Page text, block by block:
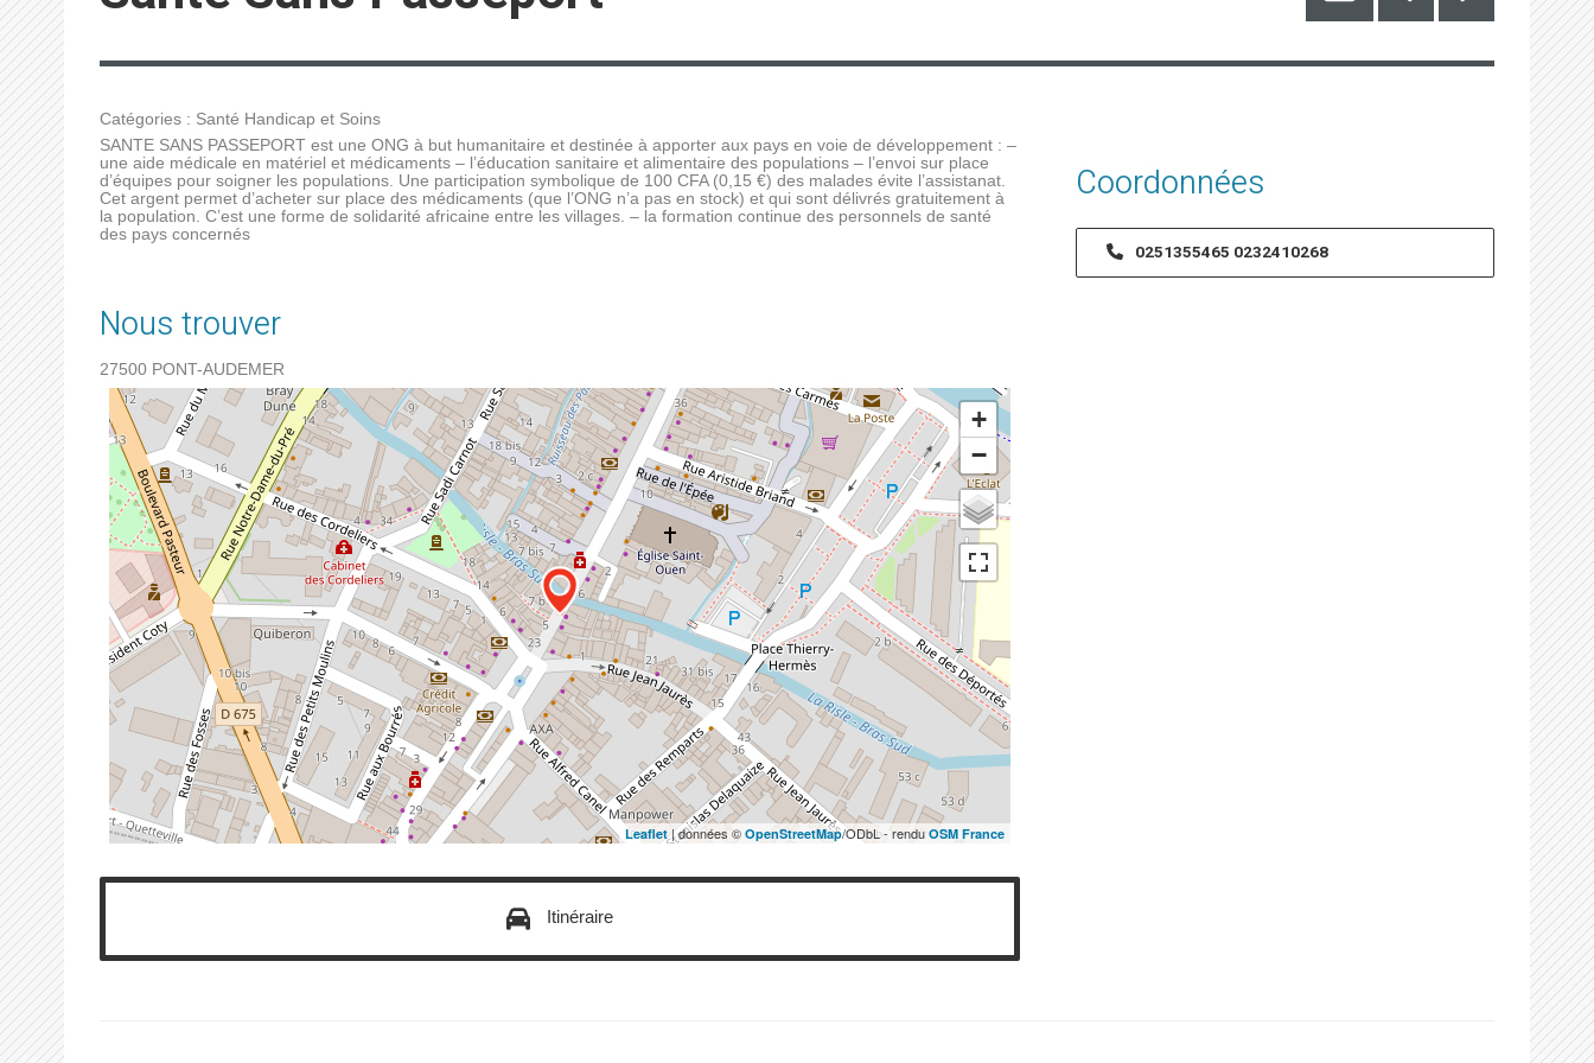
Catégories : Santé Handicap et Soins
SANTE SANS PASSEPORT est une ONG à but humanitaire et destinée à apporter aux pays en voie de développement : –
une aide médicale en matériel et médicaments – l’éducation sanitaire et alimentaire des populations – l’envoi sur place
d’équipes pour soigner les populations. Une participation symbolique de 100 CFA (0,15 €) des malades évite l’assistanat.
Cet argent permet d’acheter sur place des médicaments (que l’ONG n’a pas en stock) et qui sont délivrés gratuitement à
la population. C’est une forme de solidarité africaine entre les villages. – la formation continue des personnels de santé
des pays concernés
Nous trouver
27500 PONT-AUDEMER
+
−
Leaflet | données ©OpenStreetMap/ODbL - renduOSM France
Itinéraire
Coordonnées
0251355465 0232410268